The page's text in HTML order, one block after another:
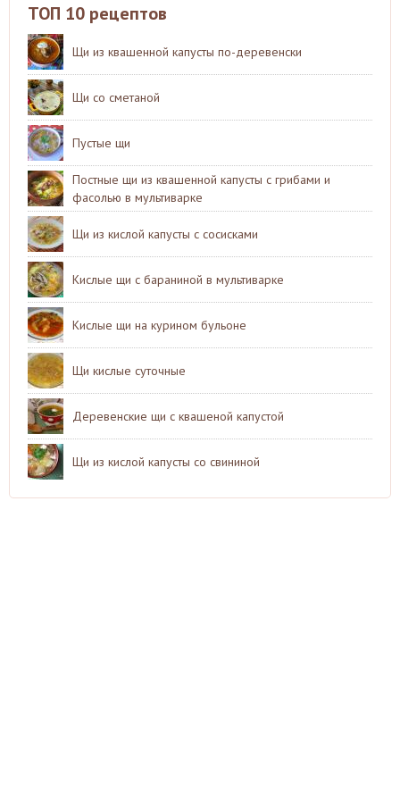
ТОП 10 рецептов
Щи из квашенной капусты по-деревенски
Щи со сметаной
Пустые щи
Постные щи из квашенной капусты с грибами и
фасолью в мультиварке
Щи из кислой капусты с сосисками
Кислые щи с бараниной в мультиварке
Кислые щи на курином бульоне
Щи кислые суточные
Деревенские щи с квашеной капустой
Щи из кислой капусты со свининой